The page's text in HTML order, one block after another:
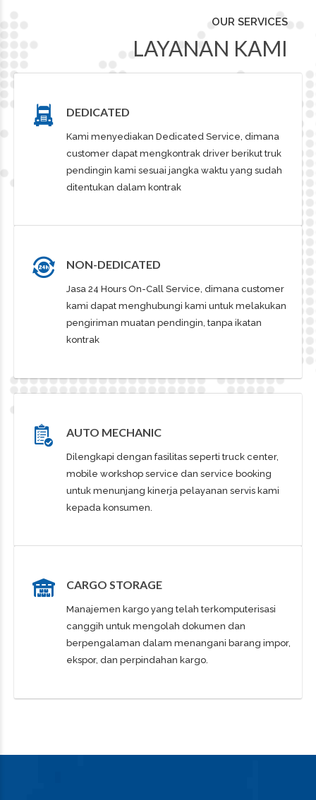
OUR SERVICES
LAYANAN KAMI
DEDICATED
Kami menyediakan Dedicated Service, dimana
customer dapat mengkontrak driver berikut truk
pendingin kami sesuai jangka waktu yang sudah
ditentukan dalam kontrak
NON-DEDICATED
Jasa 24 Hours On-Call Service, dimana customer
kami dapat menghubungi kami untuk melakukan
pengiriman muatan pendingin, tanpa ikatan
kontrak
AUTO MECHANIC
Dilengkapi dengan fasilitas seperti truck center,
mobile workshop service dan service booking
untuk menunjang kinerja pelayanan servis kami
kepada konsumen.
CARGO STORAGE
Manajemen kargo yang telah terkomputerisasi
canggih untuk mengolah dokumen dan
berpengalaman dalam menangani barang impor,
ekspor, dan perpindahan kargo.